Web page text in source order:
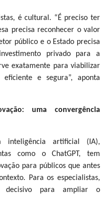
é cultural. “É preciso ter
precisa reconhecer o valor
público e o Estado precisa
privado para a
exatamente para viabilizar
e segura”, aponta
uma convergência
inteligência artificial (IA),
como o ChatGPT, tem
para públicos que antes
Para os especialistas,
decisivo para ampliar o